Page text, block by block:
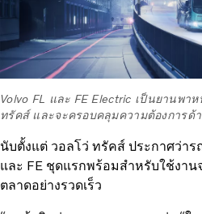
Volvo FL และ FE Electric เป็นยานพา
ทรัคส์ และจะครอบคลุมความต้องการด้
นับตั้งแต่ วอลโว่ ทรัคส์ ประกาศว่าร
และ FE ชุดแรกพร้อมสำหรับใช้งาน
ตลาดอย่างรวดเร็ว